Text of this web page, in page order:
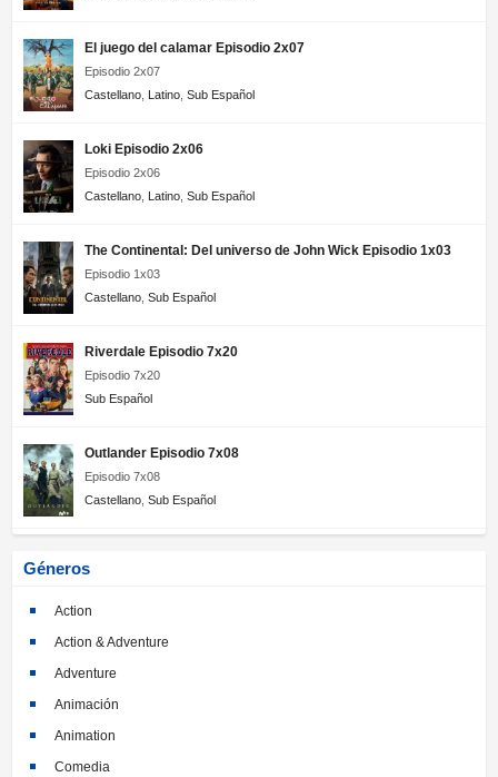
El juego del calamar Episodio 2x07
Episodio 2x07
Castellano Latino Sub Español
Loki Episodio 2x06
Episodio 2x06
Castellano Latino Sub Español
The Continental: Del universo de John Wick Episodio 1x03
Episodio 1x03
Castellano Sub Español
Riverdale Episodio 7x20
Episodio 7x20
Sub Español
Outlander Episodio 7x08
Episodio 7x08
Castellano Sub Español
Géneros
Action
Action & Adventure
Adventure
Animación
Animation
Comedia